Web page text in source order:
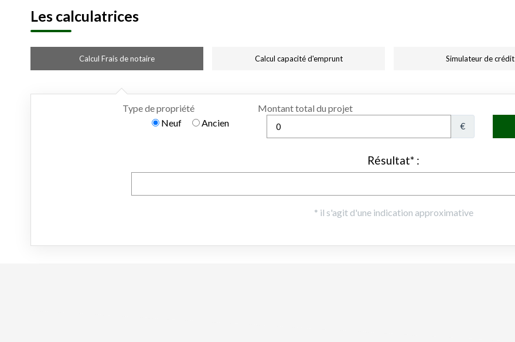
Les calculatrices
Calcul Frais de notaire Calcul capacité d'emprunt Simulateur de crédit